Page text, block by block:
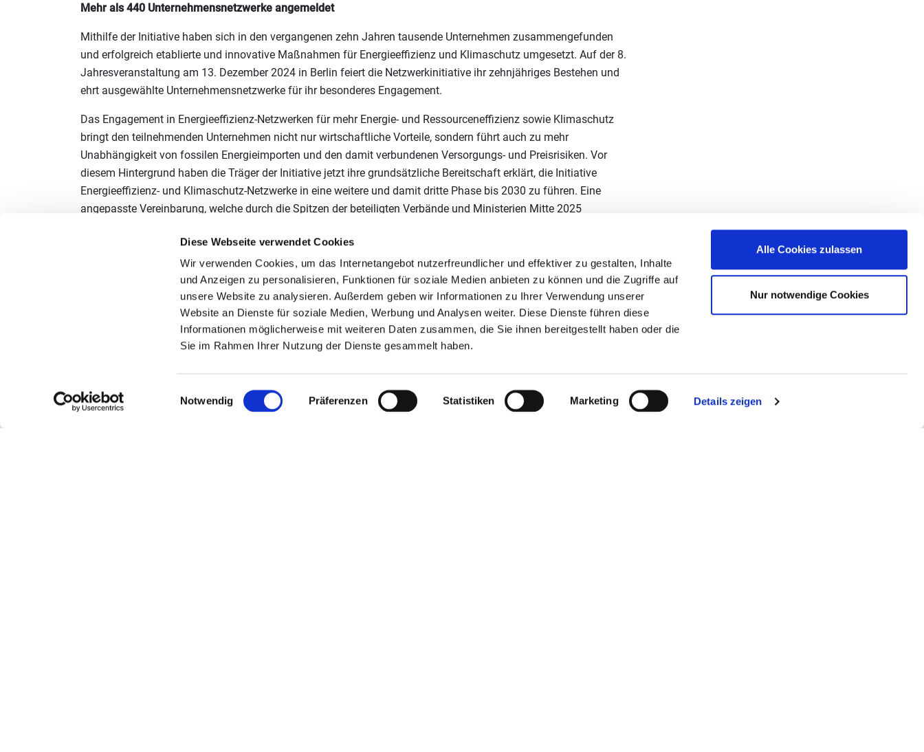
Diese Webseite verwendet Cookies
Wir verwenden Cookies, um das Internetangebot nutzerfreundlicher und effektiver zu gestalten, Inhalte
und Anzeigen zu personalisieren, Funktionen für soziale Medien anbieten zu können und die Zugriffe auf
unsere Website zu analysieren. Außerdem geben wir Informationen zu Ihrer Verwendung unserer
Website an Dienste für soziale Medien, Werbung und Analysen weiter. Diese Dienste führen diese
Informationen möglicherweise mit weiteren Daten zusammen, die Sie ihnen bereitgestellt haben oder die
Sie im Rahmen Ihrer Nutzung der Dienste gesammelt haben.
Einwilligungsauswahl
Notwendig Präferenzen Statistiken Marketing Details zeigen
Alle Cookies zulassen
Nur notwendige Cookies
Mehr als 440 Unternehmensnetzwerke angemeldet
Mithilfe der Initiative haben sich in den vergangenen zehn Jahren tausende Unternehmen zusammengefunden
und erfolgreich etablierte und innovative Maßnahmen für Energieeffizienz und Klimaschutz umgesetzt. Auf der 8.
Jahresveranstaltung am 13. Dezember 2024 in Berlin feiert die Netzwerkinitiative ihr zehnjähriges Bestehen und
ehrt ausgewählte Unternehmensnetzwerke für ihr besonderes Engagement.
Das Engagement in Energieeffizienz-Netzwerken für mehr Energie- und Ressourceneffizienz sowie Klimaschutz
bringt den teilnehmenden Unternehmen nicht nur wirtschaftliche Vorteile, sondern führt auch zu mehr
Unabhängigkeit von fossilen Energieimporten und den damit verbundenen Versorgungs- und Preisrisiken. Vor
diesem Hintergrund haben die Träger der Initiative jetzt ihre grundsätzliche Bereitschaft erklärt, die Initiative
Energieeffizienz- und Klimaschutz-Netzwerke in eine weitere und damit dritte Phase bis 2030 zu führen. Eine
angepasste Vereinbarung, welche durch die Spitzen der beteiligten Verbände und Ministerien Mitte 2025
In einem Energieeffizienz- und Klimaschutz-Netzwerk arbeiten mehrere Unternehmen zusammen, um ihre
Energieeffizienz zu steigern und Klimaschutzmaßnahmen voranzutreiben. Zentrale Elemente sind ein moderierter
Erfahrungsaustausch zwischen den Teilnehmenden sowie gemeinsame Einsparziele und
Maßnahmenumsetzungen. So können Unternehmen ihr Know-how schneller ausbauen, um ihren
Energieverbrauch zu senken und einen Beitrag zum Klimaschutz zu leisten.
Die Initiative Energieeffizienz- und Klimaschutz-Netzwerke hilft Unternehmen aller Branchen und Größen dabei,